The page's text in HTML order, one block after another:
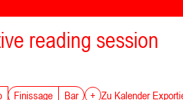
reading session
Finissage Bar + Zu Kalender